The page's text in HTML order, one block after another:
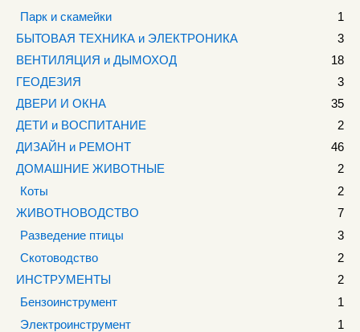
Парк и скамейки
1
БЫТОВАЯ ТЕХНИКА и ЭЛЕКТРОНИКА
3
ВЕНТИЛЯЦИЯ и ДЫМОХОД
18
ГЕОДЕЗИЯ
3
ДВЕРИ И ОКНА
35
ДЕТИ и ВОСПИТАНИЕ
2
ДИЗАЙН и РЕМОНТ
46
ДОМАШНИЕ ЖИВОТНЫЕ
2
Коты
2
ЖИВОТНОВОДСТВО
7
Разведение птицы
3
Скотоводство
2
ИНСТРУМЕНТЫ
2
Бензоинструмент
1
Электроинструмент
1